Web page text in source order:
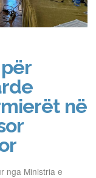
në
nga Ministria e